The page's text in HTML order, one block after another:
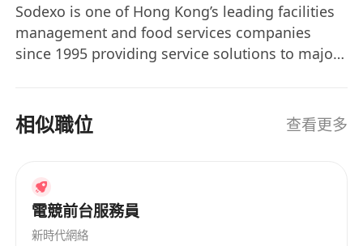
Sodexo is one of Hong Kong’s leading facilities
management and food services companies
since 1995 providing service solutions to major
facilities management, employee benefits and
personal home services to 100 million
412,000 employees. We believe in the difference
a day makes. That’s why we are proud to focus
on people’s essential needs: we see them as key
相似職位 查看更多
電競前台服務員
新時代網絡